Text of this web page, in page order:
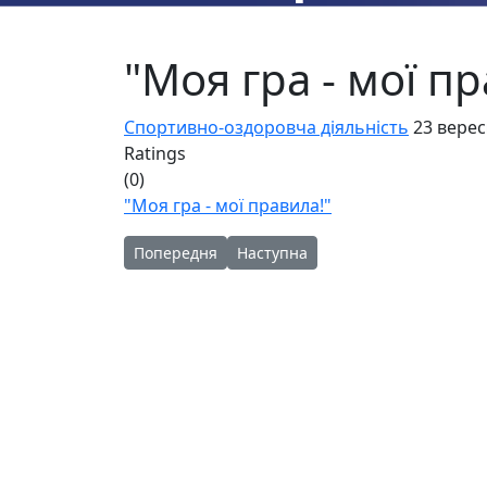
"Моя гра - мої
Спортивно-оздоровча діяльність 23
Ratings
(0)
"Моя гра - мої правила!"
Попередня стаття: «РУХ РАЗОМ»
Попередня Наступна стаття: День
Наступна